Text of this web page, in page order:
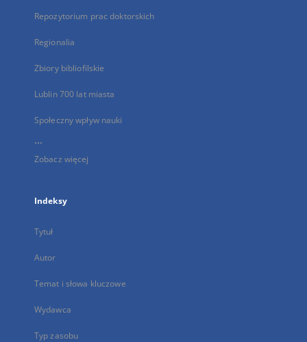
Repozytorium prac doktorskich
Regionalia
Zbiory bibliofilskie
Lublin 700 lat miasta
Społeczny wpływ nauki
...
Zobacz więcej
Indeksy
Tytuł
Autor
Temat i słowa kluczowe
Wydawca
Typ zasobu